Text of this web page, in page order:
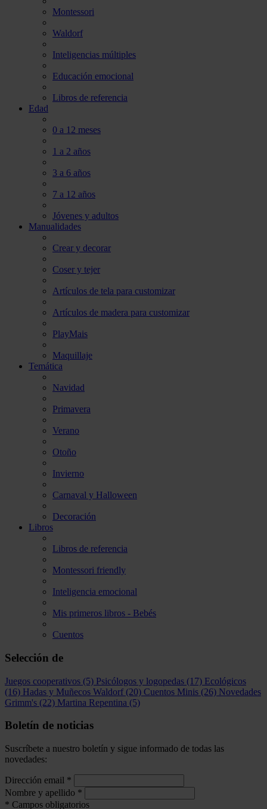
Montessori
Waldorf
Inteligencias múltiples
Educación emocional
Libros de referencia
Edad
0 a 12 meses
1 a 2 años
3 a 6 años
7 a 12 años
Jóvenes y adultos
Manualidades
Crear y decorar
Coser y tejer
Artículos de tela para customizar
Artículos de madera para customizar
PlayMais
Maquillaje
Temática
Navidad
Primavera
Verano
Otoño
Invierno
Carnaval y Halloween
Decoración
Libros
Libros de referencia
Montessori friendly
Inteligencia emocional
Mis primeros libros - Bebés
Cuentos
Selección de
Juegos cooperativos (5) Psicólogos y logopedas (17) Ecológicos
(16) Hadas y Muñecos Waldorf (20) Cuentos Minis (26) Novedades
Grimm's (22) Martina Repentina (5)
Boletín de noticias
Suscríbete a nuestro boletín y sigue informado de todas las
novedades:
Dirección email *
Nombre y apellido *
* Campos obligatorios